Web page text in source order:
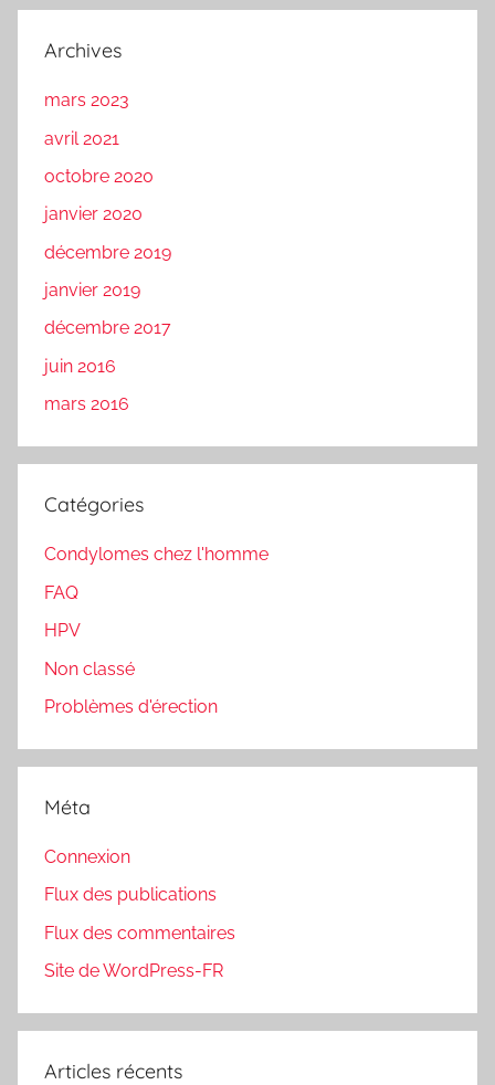
Archives
mars 2023
avril 2021
octobre 2020
janvier 2020
décembre 2019
janvier 2019
décembre 2017
juin 2016
mars 2016
Catégories
Condylomes chez l'homme
FAQ
HPV
Non classé
Problèmes d'érection
Méta
Connexion
Flux des publications
Flux des commentaires
Site de WordPress-FR
Articles récents